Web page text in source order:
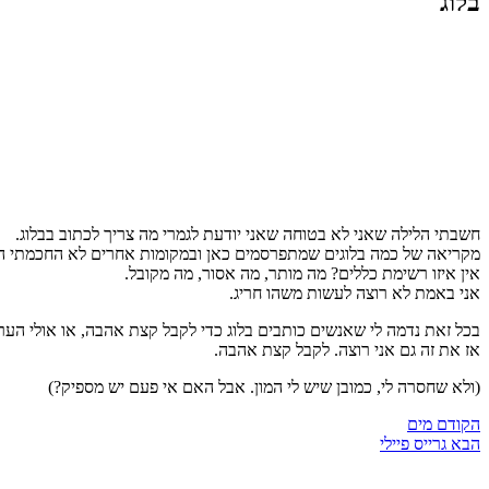
חשבתי הלילה שאני לא בטוחה שאני יודעת לגמרי מה צריך לכתוב בבלוג.
מקריאה של כמה בלוגים שמתפרסמים כאן ובמקומות אחרים לא החכמתי
אין איזו רשימת כללים? מה מותר, מה אסור, מה מקובל.
אני באמת לא רוצה לעשות משהו חריג.
בכל זאת נדמה לי שאנשים כותבים בלוג כדי לקבל קצת אהבה, או אולי
אז את זה גם אני רוצה. לקבל קצת אהבה.
(ולא שחסרה לי, כמובן שיש לי המון. אבל האם אי פעם יש מספיק?)
הקודם מים
הבא גרייס פיילי